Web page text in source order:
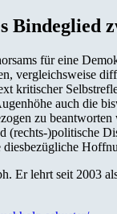
Bindeglied
für eine
vergleichsweise
kritischer
auch die
zu
(rechts-)politische
Er lehrt seit 2003